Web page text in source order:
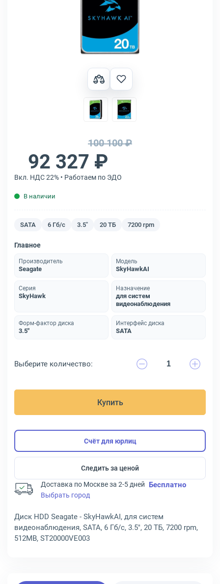
100 100 ₽
92 327 ₽
Вкл. НДС 22% • Работаем по ЭДО
В наличии
SATA 6 Гб/с 3.5" 20 ТБ 7200 rpm
Главное
Производитель
Seagate
Модель
SkyHawkAI
Серия
SkyHawk
Назначение
для систем
видеонаблюдения
Форм-фактор диска
3.5"
Интерфейс диска
SATA
Выберите количество:
Купить
Счёт для юрлиц
Следить за ценой
Доставка по Москве за 2-5 дней Бесплатно
Выбрать город
Диск HDD Seagate - SkyHawkAI, для систем
видеонаблюдения, SATA, 6 Гб/с, 3.5", 20 ТБ, 7200 rpm,
512MB, ST20000VE003